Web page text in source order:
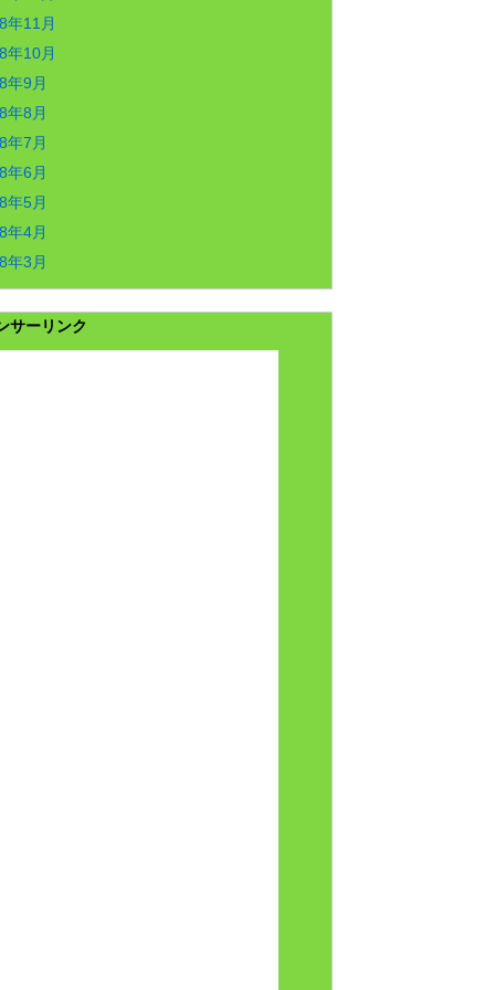
年11月
年10月
年9月
年8月
年7月
年6月
年5月
年4月
年3月
サーリンク